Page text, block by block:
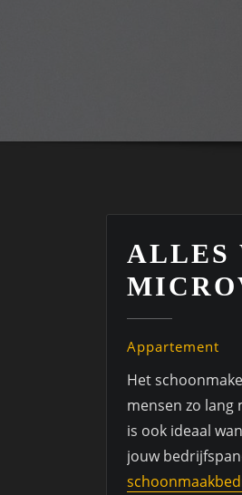
ALLES
Appartement
Het
mensen zo lang
is ook ideaal
jouw